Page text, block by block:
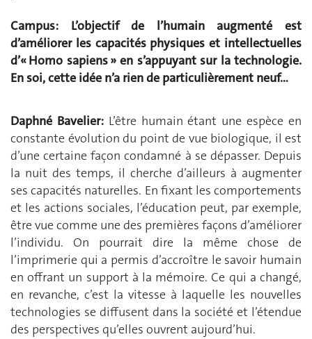
Campus: L’objectif de l’humain augmenté est
d’améliorer les capacités physiques et intellectuelles
d’« Homo sapiens » en s’appuyant sur la technologie.
En soi, cette idée n’a rien de particulièrement neuf…
Daphné Bavelier:L’être humain étant une espèce en
constante évolution du point de vue biologique, il est
d’une certaine façon condamné à se dépasser. Depuis
la nuit des temps, il cherche d’ailleurs à augmenter
ses capacités naturelles. En fixant les comportements
et les actions sociales, l’éducation peut, par exemple,
être vue comme une des premières façons d’améliorer
l’individu. On pourrait dire la même chose de
l’imprimerie qui a permis d’accroître le savoir humain
en offrant un support à la mémoire. Ce qui a changé,
en revanche, c’est la vitesse à laquelle les nouvelles
technologies se diffusent dans la société et l’étendue
des perspectives qu’elles ouvrent aujourd’hui.